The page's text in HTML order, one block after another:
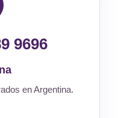
9696
en Argentina.